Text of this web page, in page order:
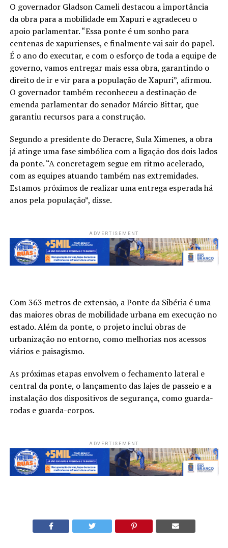
O governador Gladson Cameli destacou a importância
da obra para a mobilidade em Xapuri e agradeceu o
apoio parlamentar. “Essa ponte é um sonho para
centenas de xapurienses, e finalmente vai sair do papel.
É o ano do executar, e com o esforço de toda a equipe de
governo, vamos entregar mais essa obra, garantindo o
direito de ir e vir para a população de Xapuri”, afirmou.
O governador também reconheceu a destinação de
emenda parlamentar do senador Márcio Bittar, que
garantiu recursos para a construção.
Segundo a presidente do Deracre, Sula Ximenes, a obra
já atinge uma fase simbólica com a ligação dos dois lados
da ponte. “A concretagem segue em ritmo acelerado,
com as equipes atuando também nas extremidades.
Estamos próximos de realizar uma entrega esperada há
anos pela população”, disse.
ADVERTISEMENT
Com 363 metros de extensão, a Ponte da Sibéria é uma
das maiores obras de mobilidade urbana em execução no
estado. Além da ponte, o projeto inclui obras de
urbanização no entorno, como melhorias nos acessos
viários e paisagismo.
As próximas etapas envolvem o fechamento lateral e
central da ponte, o lançamento das lajes de passeio e a
instalação dos dispositivos de segurança, como guarda-
rodas e guarda-corpos.
ADVERTISEMENT